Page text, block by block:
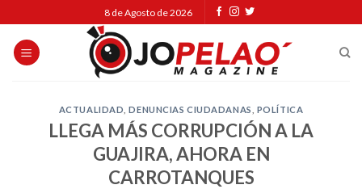
to
content
8 de Agosto de 2026
ACTUALIDAD ,DENUNCIAS CIUDADANAS POLÍTICA
LLEGA MÁS CORRUPCIÓN A LA
GUAJIRA, AHORA EN
CARROTANQUES